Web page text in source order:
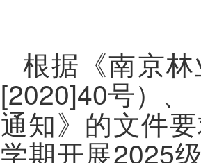
根据《南京
[2020]40号）
通知》的文件
学期开展2025